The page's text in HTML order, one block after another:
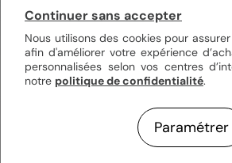
Continuer sans accepter
Nous utilisons des cookies pour
afin d'améliorer votre expérience
personnalisées selon vos centres
notre politique de confidentialité.
Paramétrer